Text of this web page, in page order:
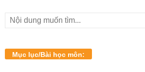
Mục lục/Bài học môn: